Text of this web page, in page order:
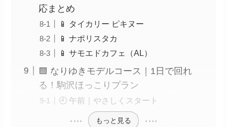
応まとめ
📱 タイカリー ピキヌー
📱 ナポリスタカ
📱 サモエドカフェ（AL）
🟩 なりゆきモデルコース｜1日で回れ
る！駒沢ほっこりプラン
🕘 午前｜やさしくスタート
もっと見る